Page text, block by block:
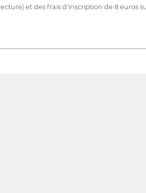
et des frais d'inscription de 8 euros